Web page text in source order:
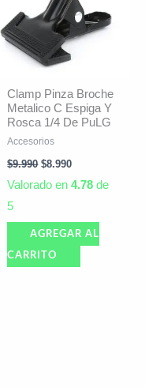
Clamp Pinza Broche
Metalico C Espiga Y
Rosca 1/4 De PuLG
Accesorios
$9.990 $8.990
Valorado en4.78 de
5
AGREGAR AL
CARRITO